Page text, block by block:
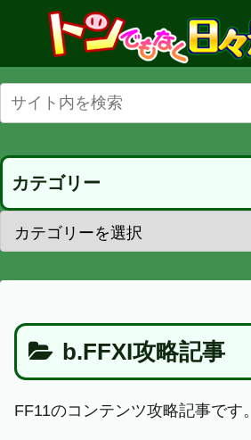
カテゴリー
b.FFXI攻略記事
FF11のコンテンツ攻略記事です。